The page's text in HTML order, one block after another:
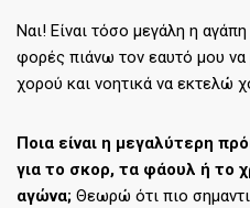
Ναι! Είναι τόσο μεγάλη η
φορές πιάνω τον εαυτό μου
χορού και νοητικά να εκτελώ
Ποια είναι η μεγαλύτερη
για το σκορ, τα φάουλ ή το
αγώνα; Θεωρώ ότι πιο